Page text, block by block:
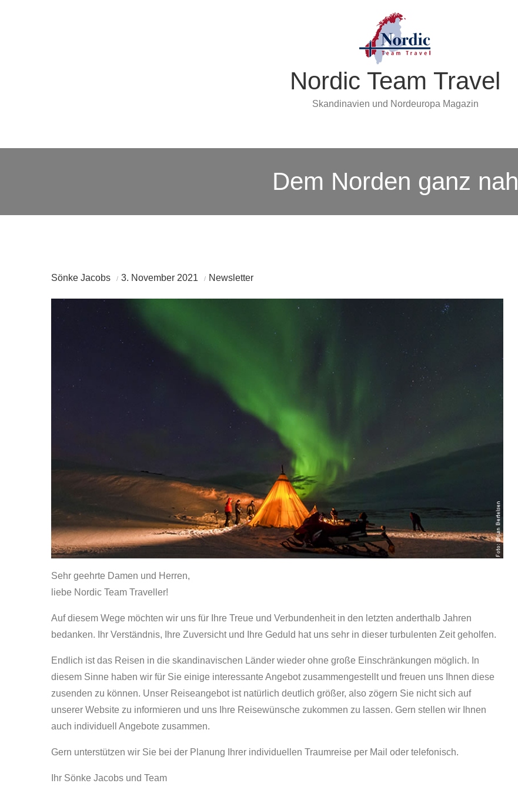
Nordic Team Travel
Skandinavien und Nordeuropa Magazin
Dem Norden ganz nah
Sönke Jacobs 3. November 2021 Newsletter
Sehr geehrte Damen und Herren,
liebe Nordic Team Traveller!
Auf diesem Wege möchten wir uns für Ihre Treue und Verbundenheit in den letzten anderthalb Jahren
bedanken. Ihr Verständnis, Ihre Zuversicht und Ihre Geduld hat uns sehr in dieser turbulenten Zeit geholfen.
Endlich ist das Reisen in die skandinavischen Länder wieder ohne große Einschränkungen möglich. In
diesem Sinne haben wir für Sie einige interessante Angebot zusammengestellt und freuen uns Ihnen diese
zusenden zu können. Unser Reiseangebot ist natürlich deutlich größer, also zögern Sie nicht sich auf
unserer Website zu informieren und uns Ihre Reisewünsche zukommen zu lassen. Gern stellen wir Ihnen
auch individuell Angebote zusammen.
Gern unterstützen wir Sie bei der Planung Ihrer individuellen Traumreise per Mail oder telefonisch.
Ihr Sönke Jacobs und Team